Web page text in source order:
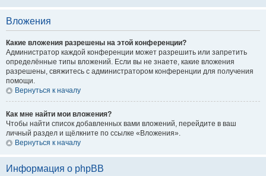
Вложения
Какие вложения разрешены на этой конференции?
Администратор каждой конференции может разрешить или запретить
определённые типы вложений. Если вы не знаете, какие вложения
разрешены, свяжитесь с администратором конференции для получения
помощи.
Вернуться к началу
Как мне найти мои вложения?
Чтобы найти список добавленных вами вложений, перейдите в ваш
личный раздел и щёлкните по ссылке «Вложения».
Вернуться к началу
Информация о phpBB